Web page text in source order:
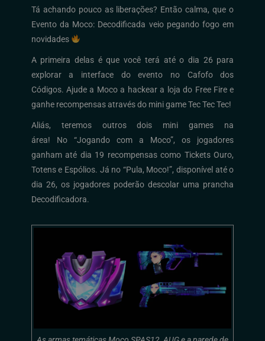
Tá achando pouco as liberações? Então calma, que o
Evento da Moco: Decodificada veio pegando fogo em
novidades
A primeira delas é que você terá até o dia 26 para
explorar a interface do evento no Cafofo dos
Códigos. Ajude a Moco a hackear a loja do Free Fire e
ganhe recompensas através do mini game Tec Tec Tec!
Aliás, teremos outros dois mini games na
área! No “Jogando com a Moco”, os jogadores
ganham até dia 19 recompensas como Tickets Ouro,
Totens e Espólios. Já no “Pula, Moco!”, disponível até o
dia 26, os jogadores poderão descolar uma prancha
Decodificadora.